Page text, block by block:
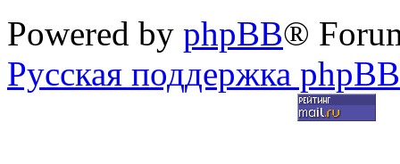
Powered by phpBB®
Русская поддержка phpBB